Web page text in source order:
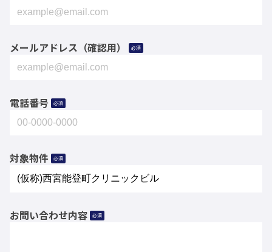
メールアドレス（確認用） 必須
電話番号 必須
対象物件 必須
お問い合わせ内容 必須